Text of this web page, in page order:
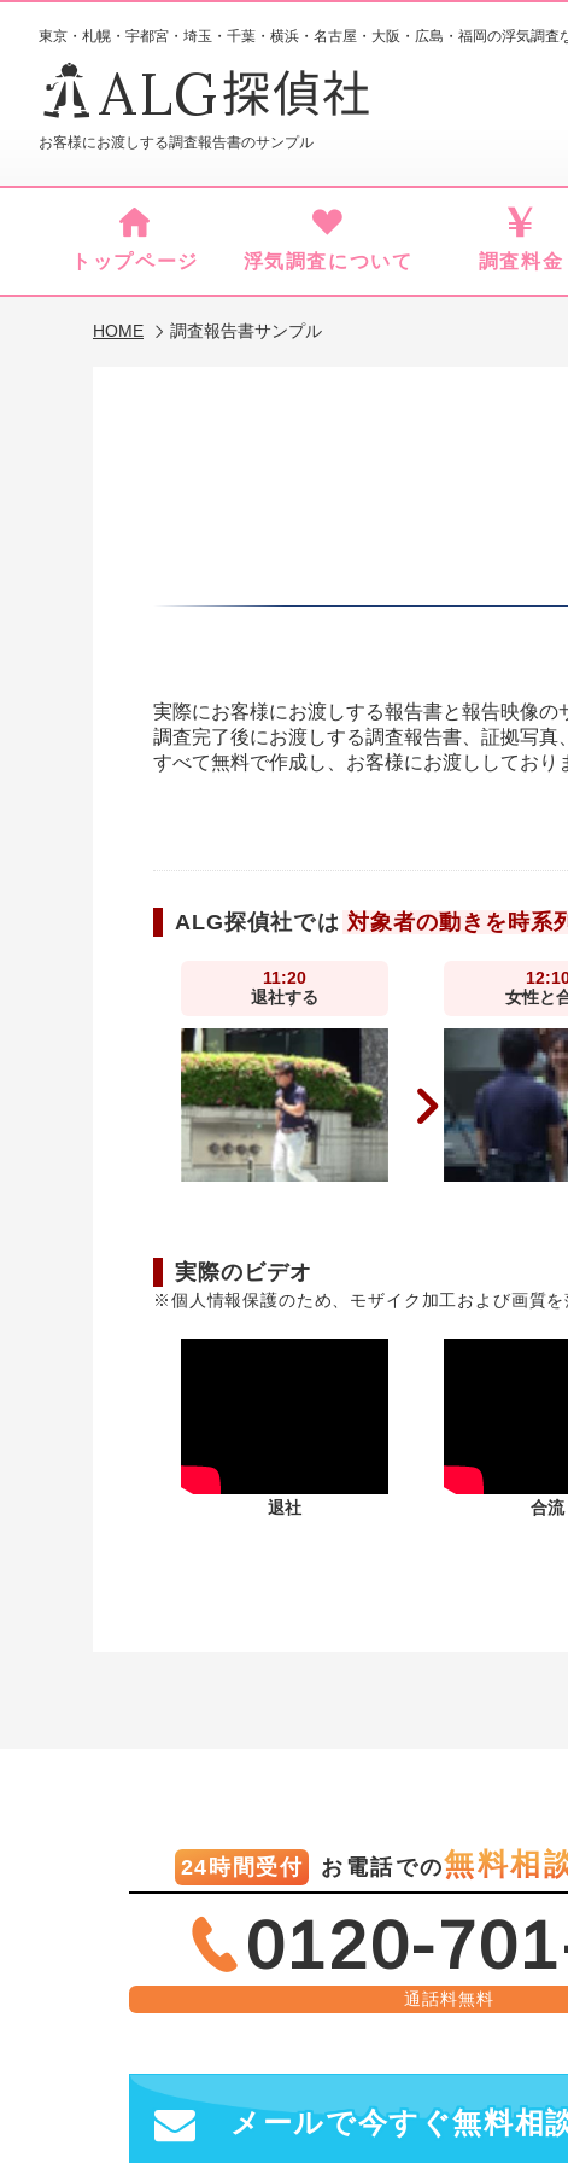
お客様にお渡しする調査報告書のサンプル
東京・札幌・宇都宮・埼玉・千葉・横浜・名古屋・大阪・広島・福岡の浮気調査
ALG探偵社
トップページ 浮気調査について 調査料金
HOME 調査報告書サンプル
実際にお客様にお渡しする報告書と報告映像の
調査完了後にお渡しする調査報告書、証拠写真
すべて無料で作成し、お客様にお渡ししており
ALG探偵社では 対象者の動きを時系
11:20
退社する
女性と
実際のビデオ
※個人情報保護のため、モザイク加工および画質を
退社 合流
24時間受付 お電話での無料相
0120-
通話料無料
メールで今すぐ無料相